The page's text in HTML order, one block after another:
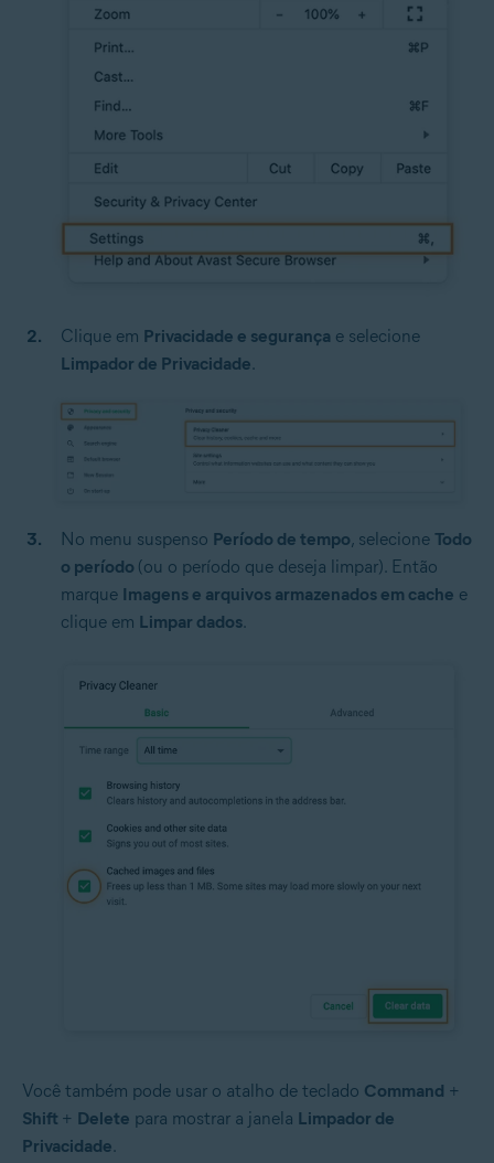
Clique em Privacidade e segurança e selecione
Limpador de Privacidade.
No menu suspenso Período de tempo, selecione Todo
o período (ou o período que deseja limpar). Então
marque Imagens e arquivos armazenados em cache e
clique em Limpar dados.
Você também pode usar o atalho de teclado Command +
Shift + Delete para mostrar a janela Limpador de
Privacidade.